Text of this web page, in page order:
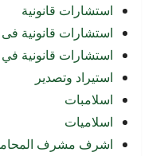
استشارات قانونية
استشارات قانونية
استشارات قانونية
استيراد وتصدير
اسلامبات
اسلاميات
اشرف مشرف